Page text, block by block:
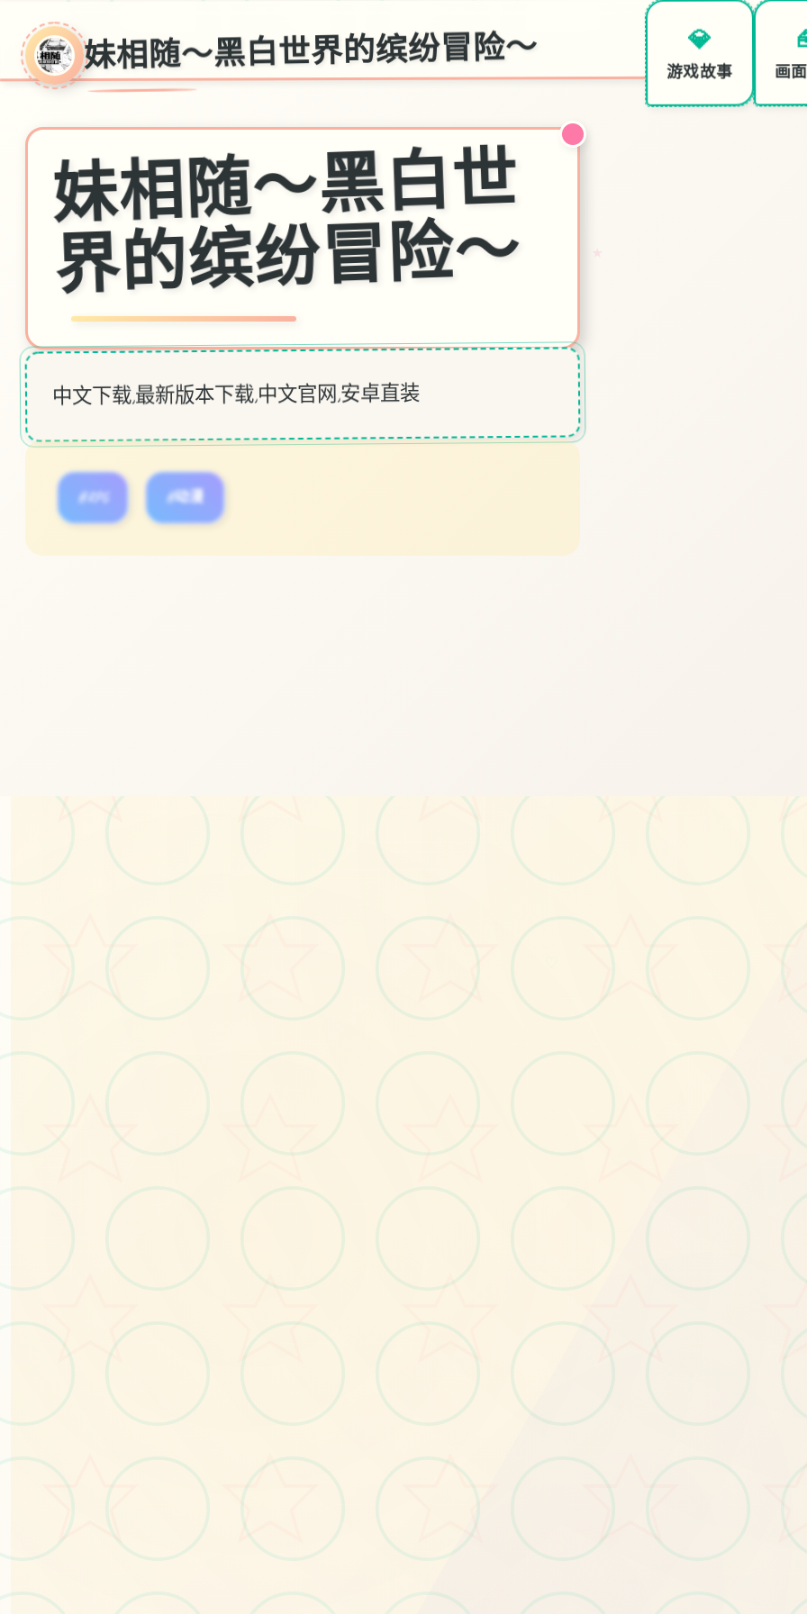
妹相随～黑白世界的缤纷冒险～ 💎
游戏故事 画
妹
相
随
～
黑
白
世
界
的
缤
纷
冒
险
～
中文下载,最新版本下载,中文官网,安卓直装
#RPG #动漫
♡